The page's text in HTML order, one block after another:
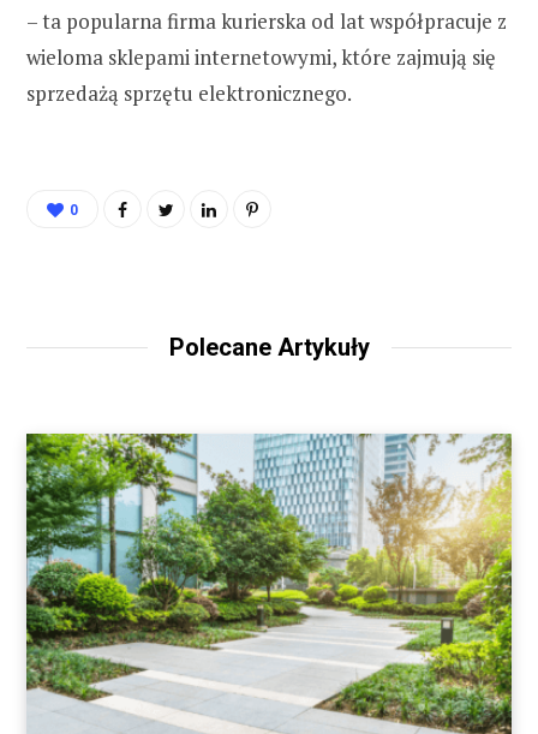
– ta popularna firma kurierska od lat współpracuje z
wieloma sklepami internetowymi, które zajmują się
sprzedażą sprzętu elektronicznego.
0
Polecane Artykuły